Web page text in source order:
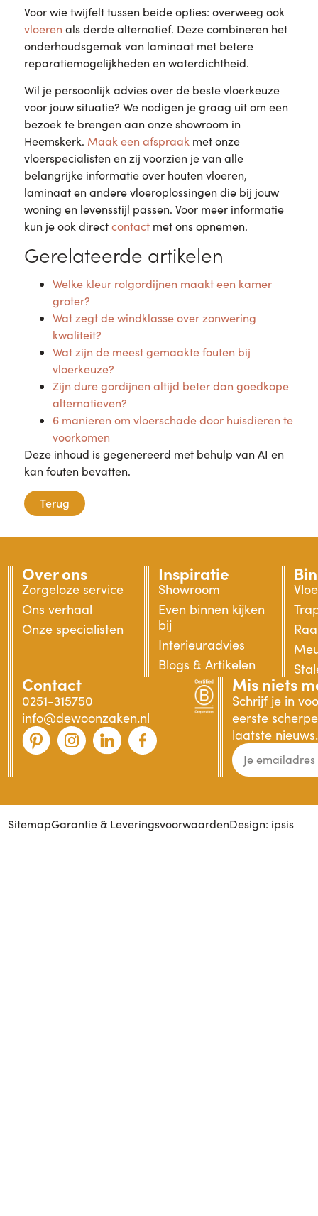
Voor wie twijfelt tussen beide opties: overweeg ook
vloeren als derde alternatief. Deze combineren het
onderhoudsgemak van laminaat met betere
reparatiemogelijkheden en waterdichtheid.
Wil je persoonlijk advies over de beste vloerkeuze
voor jouw situatie? We nodigen je graag uit om een
bezoek te brengen aan onze showroom in
Heemskerk. Maak een afspraak met onze
vloerspecialisten en zij voorzien je van alle
belangrijke informatie over houten vloeren,
laminaat en andere vloeroplossingen die bij jouw
woning en levensstijl passen. Voor meer informatie
kun je ook directcontactmet ons opnemen.
Gerelateerde artikelen
Welke kleur rolgordijnen maakt een kamer
groter?
Wat zegt de windklasse over zonwering
kwaliteit?
Wat zijn de meest gemaakte fouten bij
vloerkeuze?
Zijn dure gordijnen altijd beter dan goedkope
alternatieven?
6 manieren om vloerschade door huisdieren te
voorkomen
Deze inhoud is gegenereerd met behulp van AI en
kan fouten bevatten.
Terug
Over ons
Zorgeloze service
Ons verhaal
Onze specialisten
Inspiratie
Showroom
Even binnen kijken
bij
Interieuradvies
Blogs & Artikelen
Contact
0251-315750
info@dewoonzaken.nl
Mis niets
Schrijf je in
eerste
laatste nieuws.
SitemapGarantie & LeveringsvoorwaardenDesign: ipsis